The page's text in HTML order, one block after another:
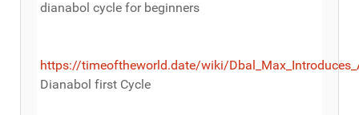
dianabol cycle for beginners
https://timeoftheworld.date/wiki/
Dianabol first Cycle